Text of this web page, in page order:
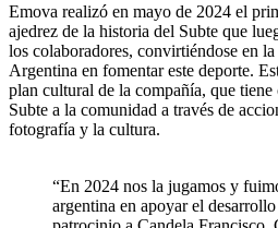
Emova realizó en mayo de 2024 el
ajedrez de la historia del Subte que
los colaboradores, convirtiéndose en
Argentina en fomentar este deporte.
plan cultural de la compañía, que
Subte a la comunidad a través de
fotografía y la cultura.
“En 2024 nos la jugamos y
argentina en apoyar el